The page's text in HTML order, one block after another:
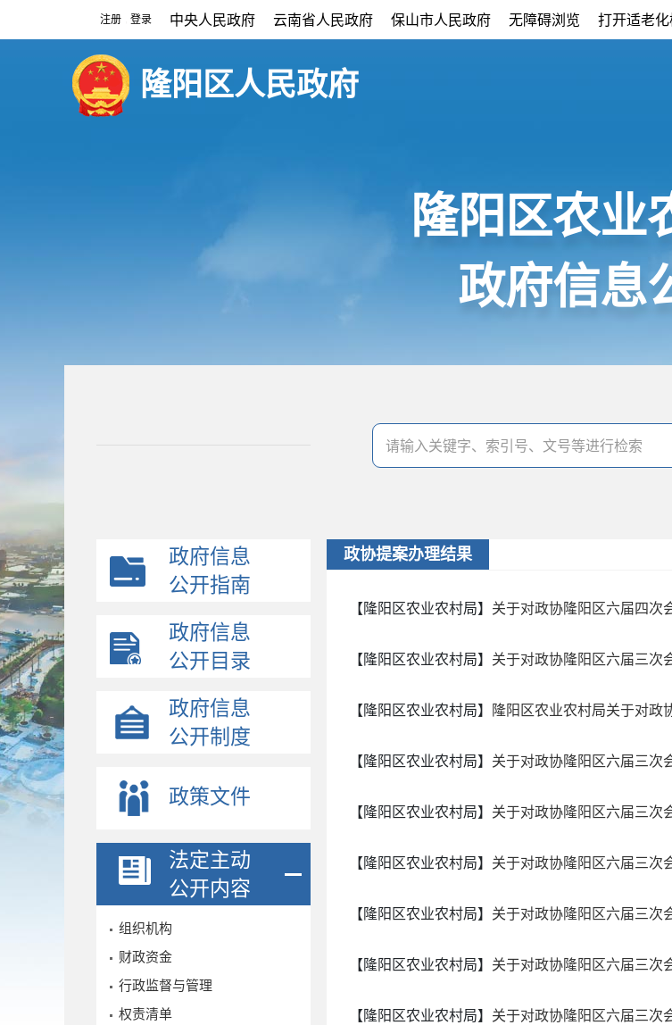
注册 登录 中央人民政府 云南省人民政府 保山市人民政府 无障碍浏览 打开适老
隆阳区人民政府
隆阳区农业
政府信息
政府信息
公开指南
政府信息
公开目录
政府信息
公开制度
政策文件
法定主动
公开内容
组织机构
财政资金
行政监督与管理
权责清单
政协提案办理结果
【隆阳区农业农村局】 关于对政协隆阳区六届四
【隆阳区农业农村局】 关于对政协隆阳区六届三次
【隆阳区农业农村局】 隆阳区农业农村局关于对
【隆阳区农业农村局】 关于对政协隆阳区六届三
【隆阳区农业农村局】 关于对政协隆阳区六届三
【隆阳区农业农村局】 关于对政协隆阳区六届三
【隆阳区农业农村局】 关于对政协隆阳区六届三
【隆阳区农业农村局】 关于对政协隆阳区六届三
【隆阳区农业农村局】 关于对政协隆阳区六届三